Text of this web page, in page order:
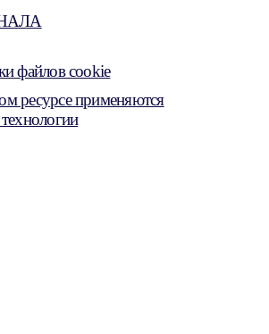
файлов cookie
ресурсе применяются